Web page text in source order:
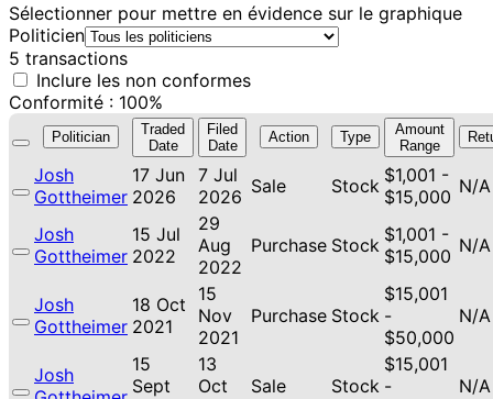
Sélectionner pour mettre en évidence sur le graphique
Politicien
5 transactions
Inclure les non conformes
Conformité : 100%
Politician
Traded
Date
Filed
Date
Action Type
Amount
Range
Josh
Gottheimer
17 Jun
2026
7 Jul
2026 Sale Stock $1,001 -
$15,000 N/A
Josh
Gottheimer
15 Jul
2022
29
Aug
2022
Purchase Stock $1,001 -
$15,000 N/A
Josh
Gottheimer
18 Oct
2021
15
Nov
2021
Purchase Stock
$15,001
-
$50,000
N/A
Josh
15
Sept
13
Oct
Sale Stock
$15,001
-
N/A